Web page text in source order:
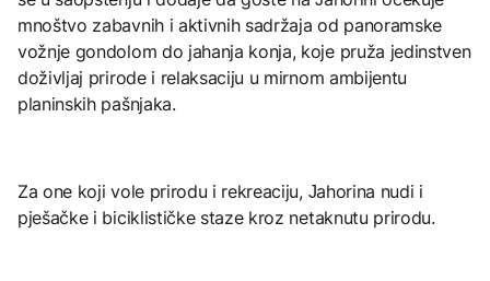
mnoštvo zabavnih i aktivnih sadržaja od panoramske
vožnje gondolom do jahanja konja, koje pruža jedinstven
doživljaj prirode i relaksaciju u mirnom ambijentu
planinskih pašnjaka.
Za one koji vole prirodu i rekreaciju, Јahorina nudi i
pješačke i biciklističke staze kroz netaknutu prirodu.